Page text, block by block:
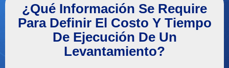
¿Qué Información Se Require
Para Definir El Costo Y Tiempo
De Ejecución De Un
Levantamiento?